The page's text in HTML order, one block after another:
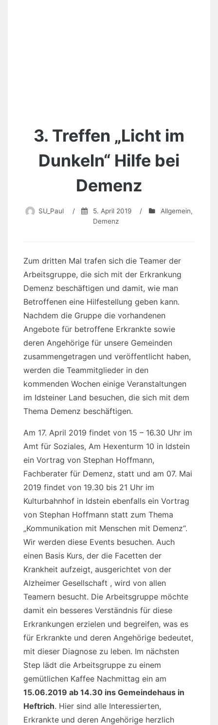
3. Treffen „Licht im
Dunkeln“ Hilfe bei
Demenz
SU_Paul / 5. April 2019 / Allgemein,
Demenz
Zum dritten Mal trafen sich die Teamer der
Arbeitsgruppe, die sich mit der Erkrankung
Demenz beschäftigen und damit, wie man
Betroffenen eine Hilfestellung geben kann.
Nachdem die Gruppe die vorhandenen
Angebote für betroffene Erkrankte sowie
deren Angehörige für unsere Gemeinden
zusammengetragen und veröffentlicht haben,
werden die Teammitglieder in den
kommenden Wochen einige Veranstaltungen
im Idsteiner Land besuchen, die sich mit dem
Thema Demenz beschäftigen.
Am 17. April 2019 findet von 15 – 16.30 Uhr im
Amt für Soziales, Am Hexenturm 10 in Idstein
ein Vortrag von Stephan Hoffmann,
Fachberater für Demenz, statt und am 07. Mai
2019 findet von 19.30 bis 21 Uhr im
Kulturbahnhof in Idstein ebenfalls ein Vortrag
von Stephan Hoffmann statt zum Thema
„Kommunikation mit Menschen mit Demenz“.
Wir werden diese Events besuchen. Auch
einen Basis Kurs, der die Facetten der
Krankheit aufzeigt, ausgerichtet von der
Alzheimer Gesellschaft , wird von allen
Teamern besucht. Die Arbeitsgruppe möchte
damit ein besseres Verständnis für diese
Erkrankungen erzielen und begreifen, was es
für Erkrankte und deren Angehörige bedeutet,
mit dieser Diagnose zu leben. Im nächsten
Step lädt die Arbeitsgruppe zu einem
gemütlichen Kaffee Nachmittag ein am
15.06.2019 ab 14.30 ins Gemeindehaus in
Heftrich. Hier sind alle Interessierten,
Erkrankte und deren Angehörige herzlich